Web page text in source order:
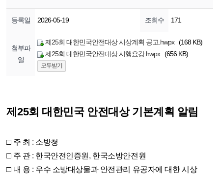
등록일 2026-05-19 조회수 171
첨부파
일
제25회 대한민국안전대상 시상계획 공고.hwpx(168 KB)
제25회 대한민국안전대상 시행요강.hwpx(656 KB)
모두받기
제25회 대한민국 안전대상 기본계획 알림
□ 주 최 : 소방청
□ 주 관 : 한국안전인증원, 한국소방안전원
□ 내 용 : 우수 소방대상물과 안전관리 유공자에 대한 시상